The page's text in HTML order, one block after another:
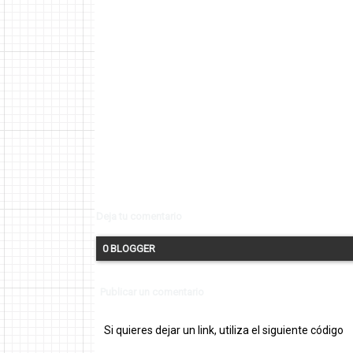
0 BLOGGER
Si quieres dejar un link, utiliza el siguiente código